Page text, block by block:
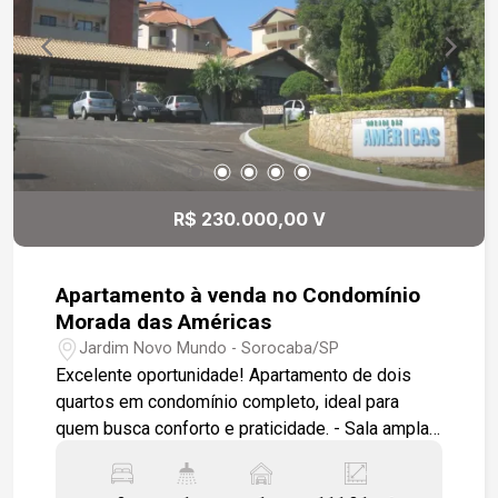
Diferenciais do condomínio: - Lazer completo
com piscinas adulto e infantil, salão de festas,
playground - Segurança e portaria 24h -
Localização excelente, próxima a escolas,
supermercados, comércio e com fácil acesso às
principais vias da cidade Este apartamento é
ideal para quem busca qualidade de vida,
praticidade e um ambiente moderno e bem
planejado. Viva com conforto e tranquilidade!
R$ 230.000,00 V
Apartamento à venda no Condomínio
Morada das Américas
Jardim Novo Mundo - Sorocaba/SP
Excelente oportunidade! Apartamento de dois
quartos em condomínio completo, ideal para
quem busca conforto e praticidade. - Sala ampla
perfeita para momentos de lazer e descanso. -